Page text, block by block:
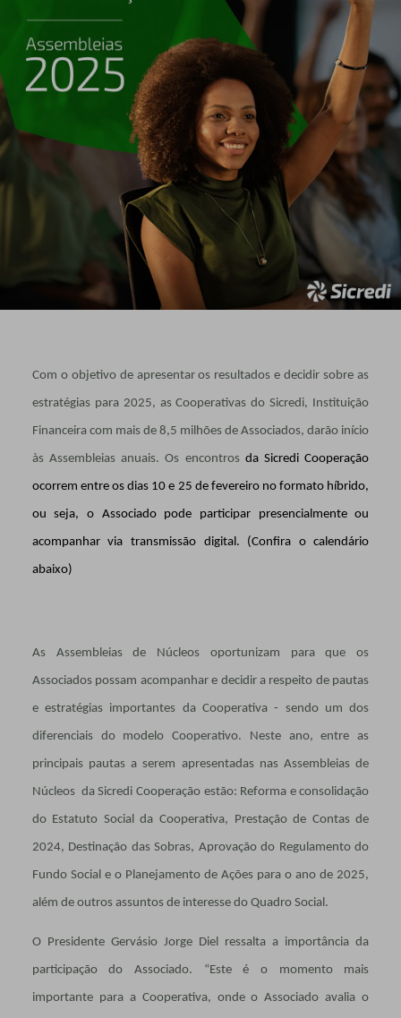
Com o objetivo de apresentar os resultados e decidir sobre as
estratégias para 2025, as Cooperativas do Sicredi, Instituição
Financeira com mais de 8,5 milhões de Associados, darão início
às Assembleias anuais. Os encontros da Sicredi Cooperação
ocorrem entre os dias 10 e 25 de fevereiro no formato híbrido,
ou seja, o Associado pode participar presencialmente ou
acompanhar via transmissão digital. (Confira o calendário
abaixo)
As Assembleias de Núcleos oportunizam para que os
Associados possam acompanhar e decidir a respeito de pautas
e estratégias importantes da Cooperativa - sendo um dos
diferenciais do modelo Cooperativo. Neste ano, entre as
principais pautas a serem apresentadas nas Assembleias de
Núcleos da Sicredi Cooperação estão: Reforma e consolidação
do Estatuto Social da Cooperativa, Prestação de Contas de
2024, Destinação das Sobras, Aprovação do Regulamento do
Fundo Social e o Planejamento de Ações para o ano de 2025,
além de outros assuntos de interesse do Quadro Social.
O Presidente Gervásio Jorge Diel ressalta a importância da
participação do Associado. “Este é o momento mais
importante para a Cooperativa, onde o Associado avalia o